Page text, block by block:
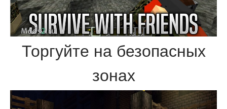
Торгуйте на безопасных
зонах